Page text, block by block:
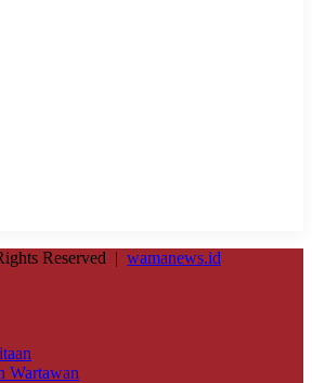
Reserved | wamanews.id
Wartawan